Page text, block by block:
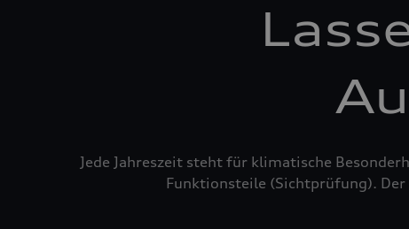
Jede Jahreszeit steht für klimatische
Funktionsteile (Sichtprüfung).